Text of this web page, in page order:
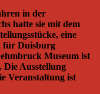
in der
hatte sie mit dem
eine
für Duisburg
Museum ist
Die Ausstellung
Veranstaltung ist